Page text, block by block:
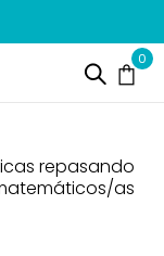
0
repasando
as